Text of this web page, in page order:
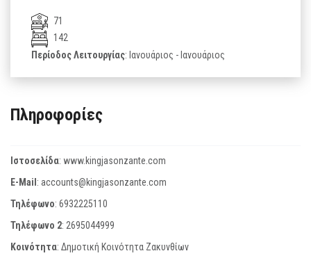
71
142
Περίοδος Λειτουργίας: Ιανουάριος - Ιανουάριος
Πληροφορίες
Ιστοσελίδα: www.kingjasonzante.com
E-Mail: accounts@kingjasonzante.com
Τηλέφωνο: 6932225110
Τηλέφωνο 2: 2695044999
Κοινότητα: Δημοτική Κοινότητα Ζακυνθίων